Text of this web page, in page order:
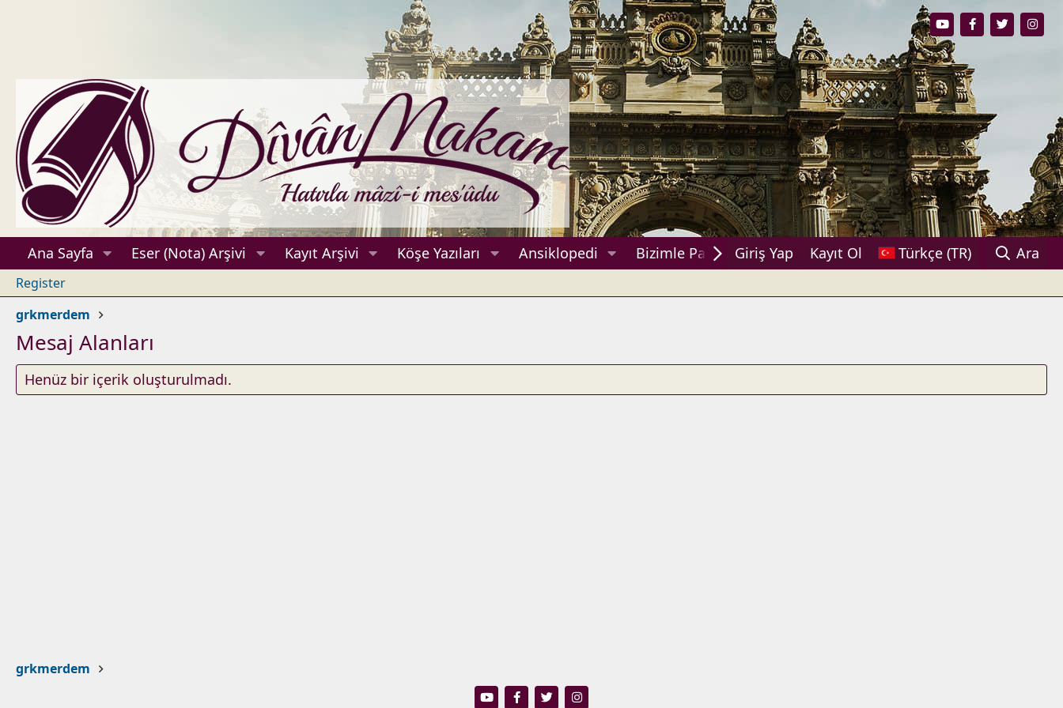
Ana Sayfa Eser (Nota) Arşivi Kayıt Arşivi Köşe Yazıları Ansiklopedi Bizimle Paylaşın!Giriş Yap Kayıt Ol Türkçe (TR) Ara
Register
grkmerdem
Mesaj Alanları
Henüz bir içerik oluşturulmadı.
grkmerdem